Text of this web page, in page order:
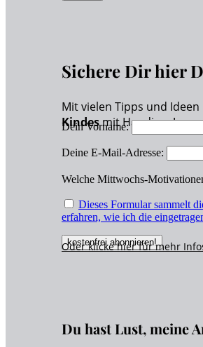
Sichere Dir hier
Mit vielen Tipps und
Kindesmit Handicap!
Dein Vorname:
Deine E-Mail-Adresse:
Welche Mittwochs-
Dieses Formular sammelt
erfahren, wie ich die
Oder klicke hier fürmehr
Du hast Lust, meine